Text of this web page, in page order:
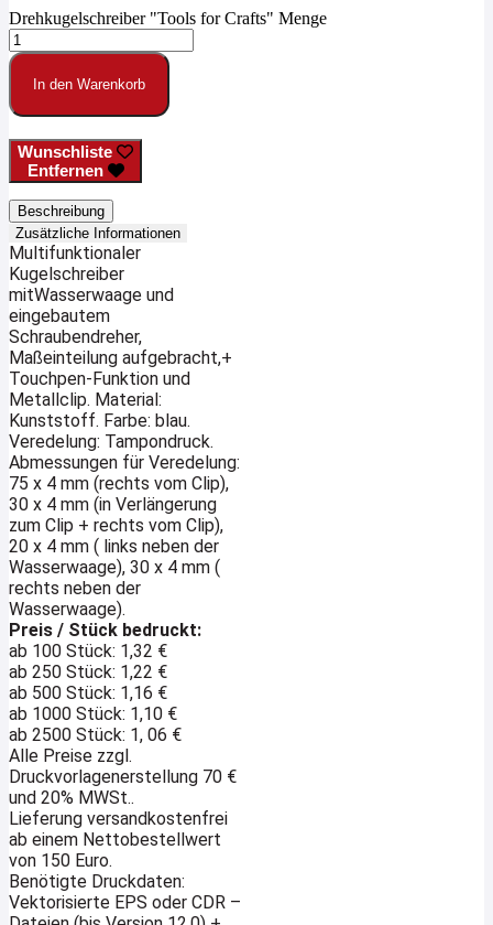
Drehkugelschreiber "Tools for Crafts" Menge
In den Warenkorb
Wunschliste
Entfernen
Beschreibung
Zusätzliche Informationen
Multifunktionaler
Kugelschreiber
mitWasserwaage und
eingebautem
Schraubendreher,
Maßeinteilung aufgebracht,+
Touchpen-Funktion und
Metallclip. Material:
Kunststoff. Farbe: blau.
Veredelung: Tampondruck.
Abmessungen für Veredelung:
75 x 4 mm (rechts vom Clip),
30 x 4 mm (in Verlängerung
zum Clip + rechts vom Clip),
20 x 4 mm ( links neben der
Wasserwaage), 30 x 4 mm (
rechts neben der
Wasserwaage).
Preis / Stück bedruckt:
ab 100 Stück: 1,32 €
ab 250 Stück: 1,22 €
ab 500 Stück: 1,16 €
ab 1000 Stück: 1,10 €
ab 2500 Stück: 1, 06 €
Alle Preise zzgl.
Druckvorlagenerstellung 70 €
und 20% MWSt..
Lieferung versandkostenfrei
ab einem Nettobestellwert
von 150 Euro.
Benötigte Druckdaten:
Vektorisierte EPS oder CDR –